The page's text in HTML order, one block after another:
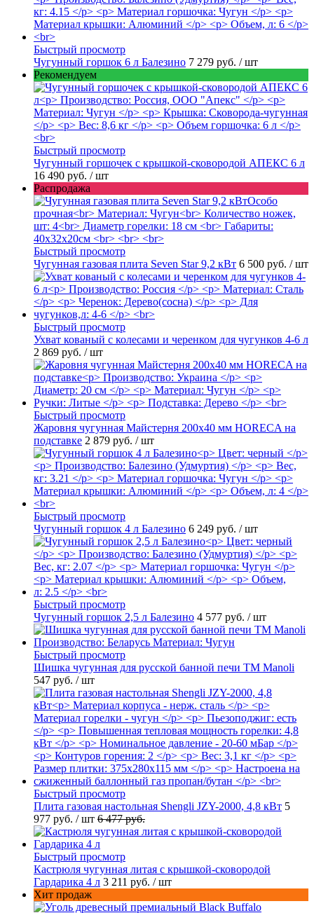
Быстрый просмотр
Чугунный горшок 6 л Балезино 7 279 руб. / шт
Рекомендуем
Быстрый просмотр
Чугунный горшочек с крышкой-сковородой АПЕКС 6 л
16 490 руб. / шт
Распродажа
Быстрый просмотр
Чугунная газовая плита Seven Star 9,2 кВт 6 500 руб. / шт
Быстрый просмотр
Ухват кованый с колесами и черенком для чугунков 4-6 л
2 869 руб. / шт
Быстрый просмотр
Жаровня чугунная Майстерня 200х40 мм HORECA на
подставке 2 879 руб. / шт
Быстрый просмотр
Чугунный горшок 4 л Балезино 6 249 руб. / шт
Быстрый просмотр
Чугунный горшок 2,5 л Балезино 4 577 руб. / шт
Быстрый просмотр
Шишка чугунная для русской банной печи ТМ Manoli
547 руб. / шт
Быстрый просмотр
Плита газовая настольная Shengli JZY-2000, 4,8 кВт 5
977 руб. / шт 6 477 руб.
Быстрый просмотр
Кастрюля чугунная литая с крышкой-сковородой
Гардарика 4 л 3 211 руб. / шт
Хит продаж